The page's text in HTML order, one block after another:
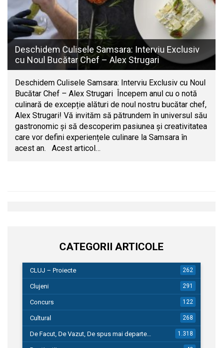
Deschidem Culisele Samsara: Interviu Exclusiv
cu Noul Bucătar Chef – Alex Strugari
Deschidem Culisele Samsara: Interviu Exclusiv cu Noul
Bucătar Chef – Alex Strugari Începem anul cu o notă
culinară de excepție alături de noul nostru bucătar chef,
Alex Strugari! Vă invităm să pătrundem în universul său
gastronomic și să descoperim pasiunea și creativitatea
care vor defini experiențele culinare la Samsara în
acest an. Acest articol…
CATEGORII ARTICOLE
CLUJ – Proiecte 262
Clujeni 291
Concurs 122
Cultural 268
De Facut, De Vazut, De spus mai departe… 1.318